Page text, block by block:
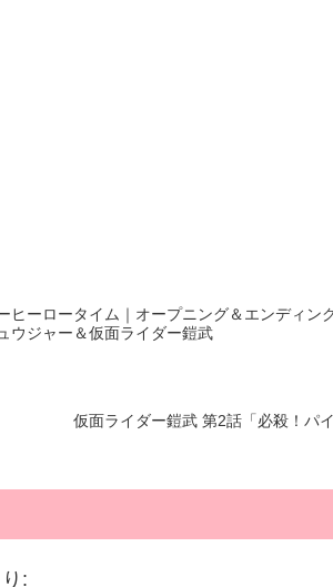
ヒーロータイム｜オープニング＆エンディン
ウジャー＆仮面ライダー鎧武
仮面ライダー鎧武 第2話「必殺！パ
: